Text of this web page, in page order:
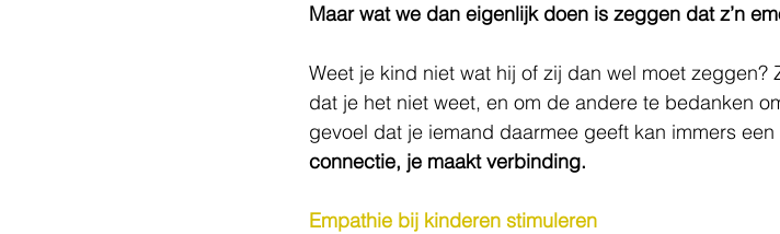
Maar wat we dan eigenlijk doen is zeggen dat z’n
Weet je kind niet wat hij of zij dan wel moet
dat je het niet weet, en om de andere te bedanken
gevoel dat je iemand daarmee geeft kan immers
connectie, je maakt verbinding.
Empathie bij kinderen stimuleren